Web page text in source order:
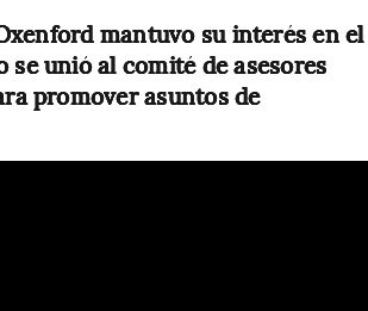
mantuvo su interés en el
unió al comité de asesores
promover asuntos de